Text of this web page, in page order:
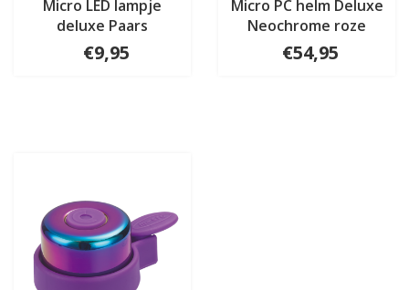
Micro LED lampje
deluxe Paars
€9,95
Micro PC helm Deluxe
Neochrome roze
€54,95